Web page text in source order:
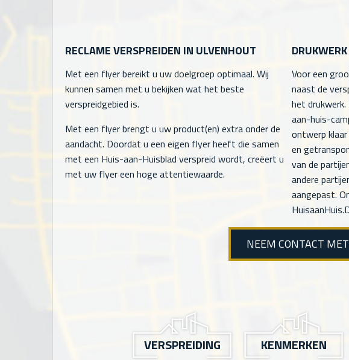
RECLAME VERSPREIDEN IN ULVENHOUT
Met een flyer bereikt u uw doelgroep optimaal. Wij
kunnen samen met u bekijken wat het beste
verspreidgebied is.
Met een flyer brengt u uw product(en) extra onder de
aandacht. Doordat u een eigen flyer heeft die samen
met een Huis-aan-Huisblad verspreid wordt, creëert u
met uw flyer een hoge attentiewaarde.
Voor een
naast de
het
aan-huis-
ontwerp
en
van de
andere
aangepast.
NEEM CONTACT
VERSPREIDING KENMERKEN